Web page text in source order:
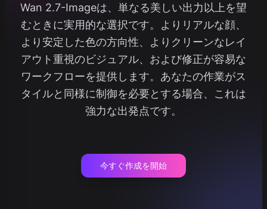
Wan 2.7-Imageは、単なる美しい出力以上を望
むときに実用的な選択です。よりリアルな顔、
より安定した色の方向性、よりクリーンなレイ
アウト重視のビジュアル、および修正が容易な
ワークフローを提供します。あなたの作業がス
タイルと同様に制御を必要とする場合、これは
強力な出発点です。
今すぐ作成を開始